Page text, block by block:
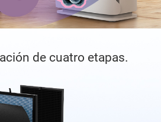
de cuatro etapas.